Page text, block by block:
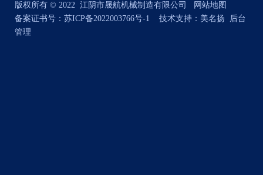
版权所有 © 2022 江阴市晟航机械制造有限公司
网站地图
备案证书号： 苏ICP备2022003766号-1 技术支持： 美名扬
后台
管理